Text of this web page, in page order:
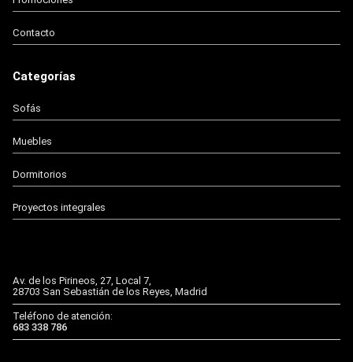
Contacto
Categorías
Sofás
Muebles
Dormitorios
Proyectos integrales
Av. de los Pirineos, 27, Local 7,
28703 San Sebastián de los Reyes, Madrid
Teléfono de atención:
683 338 786